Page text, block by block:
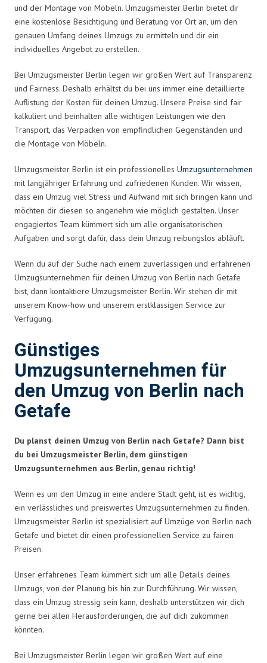
und der Montage von Möbeln. Umzugsmeister Berlin bietet dir
eine kostenlose Besichtigung und Beratung vor Ort an, um den
genauen Umfang deines Umzugs zu ermitteln und dir ein
individuelles Angebot zu erstellen.
Bei Umzugsmeister Berlin legen wir großen Wert auf Transparenz
und Fairness. Deshalb erhältst du bei uns immer eine detaillierte
Auflistung der Kosten für deinen Umzug. Unsere Preise sind fair
kalkuliert und beinhalten alle wichtigen Leistungen wie den
Transport, das Verpacken von empfindlichen Gegenständen und
die Montage von Möbeln.
Umzugsmeister Berlin ist ein professionelles Umzugsunternehmen
mit langjähriger Erfahrung und zufriedenen Kunden. Wir wissen,
dass ein Umzug viel Stress und Aufwand mit sich bringen kann und
möchten dir diesen so angenehm wie möglich gestalten. Unser
engagiertes Team kümmert sich um alle organisatorischen
Aufgaben und sorgt dafür, dass dein Umzug reibungslos abläuft.
Wenn du auf der Suche nach einem zuverlässigen und erfahrenen
Umzugsunternehmen für deinen Umzug von Berlin nach Getafe
bist, dann kontaktiere Umzugsmeister Berlin. Wir stehen dir mit
unserem Know-how und unserem erstklassigen Service zur
Verfügung.
Günstiges
Umzugsunternehmen für
den Umzug von Berlin nach
Getafe
Du planst deinen Umzug von Berlin nach Getafe? Dann bist
du bei Umzugsmeister Berlin, dem günstigen
Umzugsunternehmen aus Berlin, genau richtig!
Wenn es um den Umzug in eine andere Stadt geht, ist es wichtig,
ein verlässliches und preiswertes Umzugsunternehmen zu finden.
Umzugsmeister Berlin ist spezialisiert auf Umzüge von Berlin nach
Getafe und bietet dir einen professionellen Service zu fairen
Preisen.
Unser erfahrenes Team kümmert sich um alle Details deines
Umzugs, von der Planung bis hin zur Durchführung. Wir wissen,
dass ein Umzug stressig sein kann, deshalb unterstützen wir dich
gerne bei allen Herausforderungen, die auf dich zukommen
könnten.
Bei Umzugsmeister Berlin legen wir großen Wert auf eine